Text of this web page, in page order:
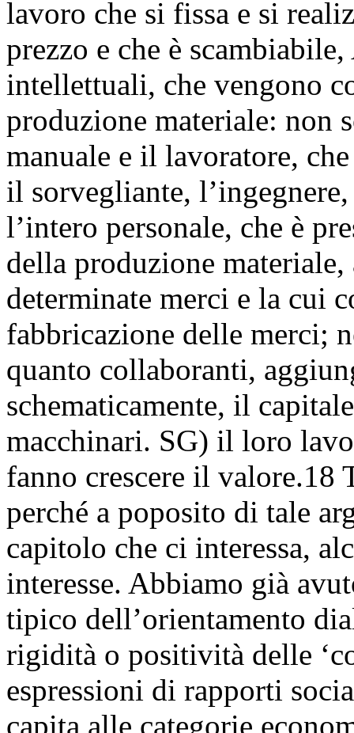
lavoro che si fissa e si
prezzo e che è
intellettuali, che vengono
produzione materiale: non
manuale e il lavoratore,
il sorvegliante,
l’intero personale, che è
della produzione
determinate merci e la cui
fabbricazione delle merci;
quanto collaboranti,
schematicamente, il
macchinari. SG) il loro
fanno crescere il valore.18
perché a poposito di tale
capitolo che ci interessa,
interesse. Abbiamo già
tipico dell’orientamento
rigidità o positività delle
espressioni di rapporti
capita alle categorie